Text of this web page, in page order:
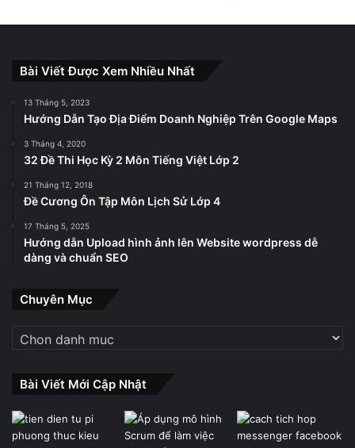
Bài Viết Được Xem Nhiều Nhất
13 Tháng 5, 2023
Hướng Dẫn Tạo Địa Điểm Doanh Nghiệp Trên Google Maps
3 Tháng 4, 2020
32 Đề Thi Học Kỳ 2 Môn Tiếng Việt Lớp 2
21 Tháng 12, 2018
Đề Cương Ôn Tập Môn Lịch Sử Lớp 4
17 Tháng 5, 2025
Hướng dẫn Upload hình ảnh lên Website wordpress dễ
dàng và chuẩn SEO
Chuyên Mục
Chuyên
Bài Viết Mới Cập Nhật